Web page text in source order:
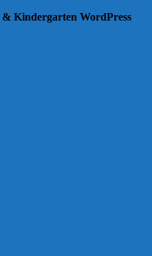
& Kindergarten WordPress